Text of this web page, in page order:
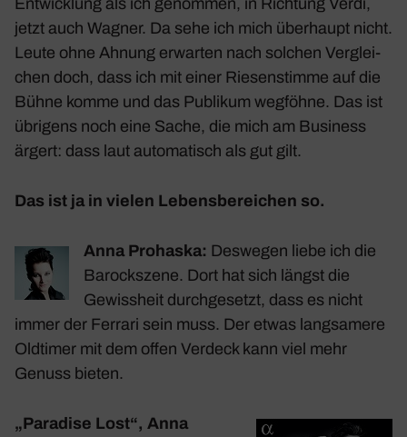
jetzt auch Wagner. Da sehe ich mich über­haupt nicht.
Leute ohne Ahnung erwarten nach solchen Verglei­
chen doch, dass ich mit einer Riesen­stimme auf die
Bühne komme und das Publikum wegföhne. Das ist
übri­gens noch eine Sache, die mich am Busi­ness
ärgert: dass laut auto­ma­tisch als gut gilt.
Das ist ja in vielen Lebens­be­rei­chen so.
Anna Prohaska: Deswegen liebe ich die
Barock­szene. Dort hat sich längst die
Gewiss­heit durch­ge­setzt, dass es nicht
immer der Ferrari sein muss. Der etwas lang­sa­mere
Oldtimer mit dem offen Verdeck kann viel mehr
Genuss bieten.
„Para­dise Lost“, Anna